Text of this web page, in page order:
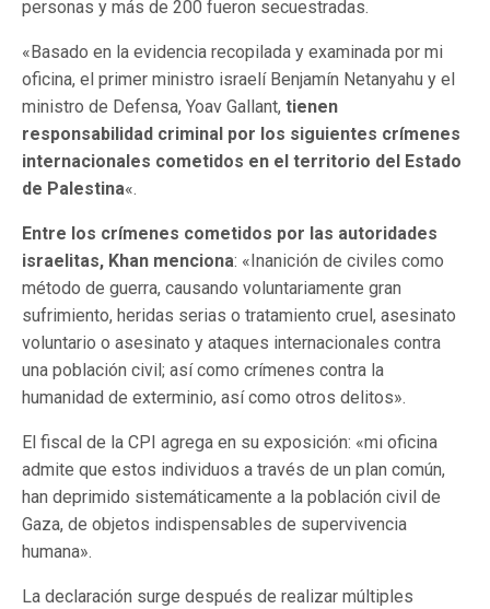
personas y más de 200 fueron secuestradas.
«Basado en la evidencia recopilada y examinada por mi
oficina, el primer ministro israelí Benjamín Netanyahu y el
ministro de Defensa, Yoav Gallant, tienen
responsabilidad criminal por los siguientes crímenes
internacionales cometidos en el territorio del Estado
de Palestina«.
Entre los crímenes cometidos por las autoridades
israelitas, Khan menciona: «Inanición de civiles como
método de guerra, causando voluntariamente gran
sufrimiento, heridas serias o tratamiento cruel, asesinato
voluntario o asesinato y ataques internacionales contra
una población civil; así como crímenes contra la
humanidad de exterminio, así como otros delitos».
El fiscal de la CPI agrega en su exposición: «mi oficina
admite que estos individuos a través de un plan común,
han deprimido sistemáticamente a la población civil de
Gaza, de objetos indispensables de supervivencia
humana».
La declaración surge después de realizar múltiples